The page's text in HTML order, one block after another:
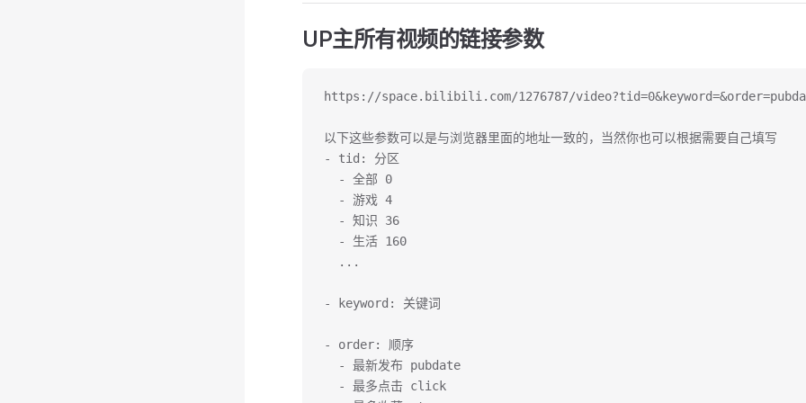
UP主所有视频的链接参数
https://space.bilibili.com/1276787/
以下这些参数可以是与浏览器里面的地址一致的，当然你也可以根据需要自己填写
- tid: 分区
  - 全部 0
  - 游戏 4
  - 知识 36
  - 生活 160
  ...
- keyword: 关键词
- order: 顺序
  - 最新发布 pubdate
  - 最多点击 click